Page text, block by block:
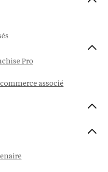
Pro
associé